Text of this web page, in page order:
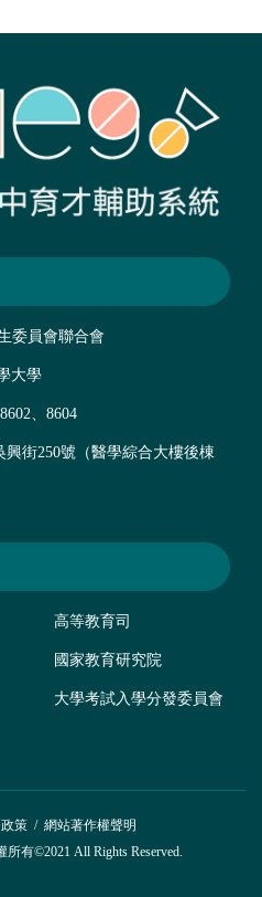
委員會聯合會
大學
、8604
興街250號（醫學綜合大樓後棟
高等教育司
國家教育研究院
大學考試入學分發委員會
策/ 網站著作權聲明
有©2021 All Rights Reserved.